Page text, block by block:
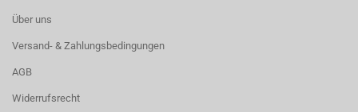
Über uns
Versand- & Zahlungsbedingungen
AGB
Widerrufsrecht